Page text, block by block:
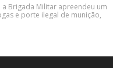
a Brigada Militar apreendeu um
e porte ilegal de munição,